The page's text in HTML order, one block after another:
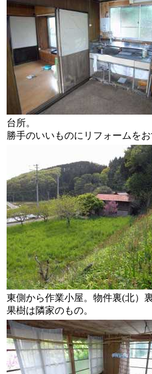
台所。
勝手のいいものにリフォームをお
東側から作業小屋。物件裏(北）
果樹は隣家のもの。